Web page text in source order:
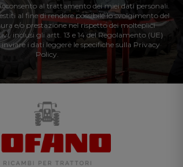
al trattamento dei miei dati personali.
al fine di rendere possibile lo svolgimento del
e/o prestazione nel rispetto dei molteplici
inclusi gli artt. 13 e 14 del Regolamento (UE)
i dati leggere le specifiche sulla Privacy
Policy.